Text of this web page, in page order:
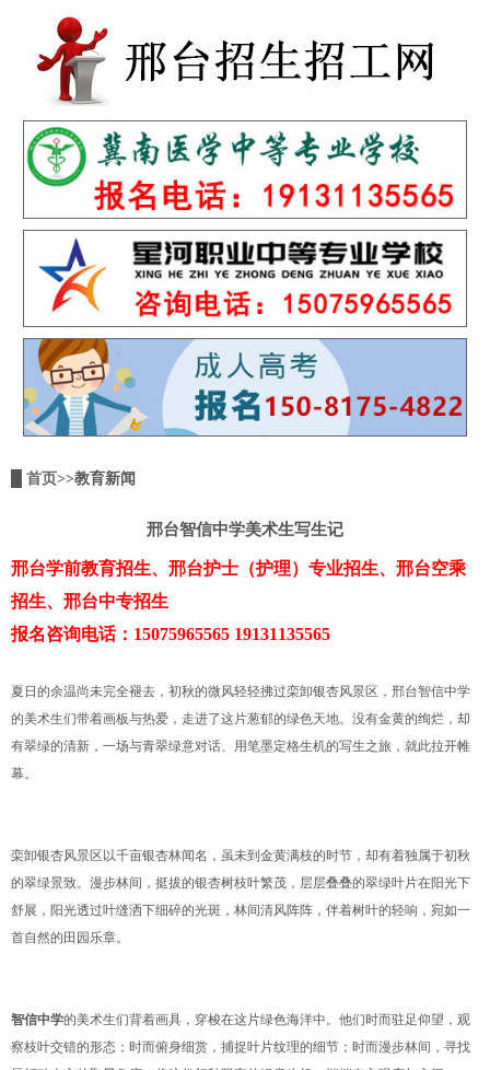
首页>>教育新闻
邢台智信中学美术生写生记
邢台学前教育招生、邢台护士（护理）专业招生、邢台空乘
招生、邢台中专招生
报名咨询电话：15075965565 19131135565
夏日的余温尚未完全褪去，初秋的微风轻轻拂过栾卸银杏风景区，邢台智信中学
的美术生们带着画板与热爱，走进了这片葱郁的绿色天地。没有金黄的绚烂，却
有翠绿的清新，一场与青翠绿意对话、用笔墨定格生机的写生之旅，就此拉开帷
幕。
栾卸银杏风景区以千亩银杏林闻名，虽未到金黄满枝的时节，却有着独属于初秋
的翠绿景致。漫步林间，挺拔的银杏树枝叶繁茂，层层叠叠的翠绿叶片在阳光下
舒展，阳光透过叶缝洒下细碎的光斑，林间清风阵阵，伴着树叶的轻响，宛如一
首自然的田园乐章。
智信中学的美术生们背着画具，穿梭在这片绿色海洋中。他们时而驻足仰望，观
察枝叶交错的形态；时而俯身细赏，捕捉叶片纹理的细节；时而漫步林间，寻找